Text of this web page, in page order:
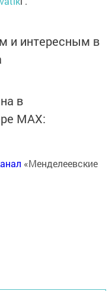
и интересным в
в
MАХ:
«Менделеевские